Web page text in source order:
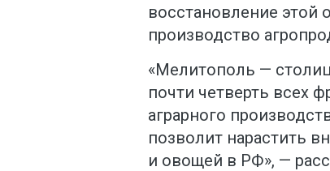
восстановление этой
производство
«Мелитополь —
почти четверть всех
аграрного
позволит нарастить
и овощей в РФ», —